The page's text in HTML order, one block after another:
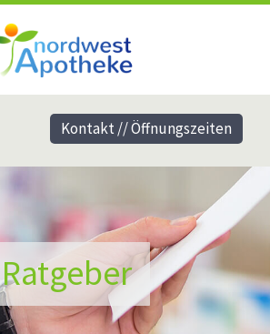
Ratgeber
Kontakt // Öffnungszeiten